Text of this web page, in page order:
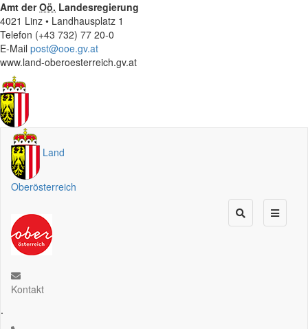
Amt derOö. Landesregierung
4021 Linz • Landhausplatz 1
Telefon (+43 732) 77 20-0
E-Mail post@ooe.gv.at
www.land-oberoesterreich.gv.at
Land
Oberösterreich
Kontakt
.